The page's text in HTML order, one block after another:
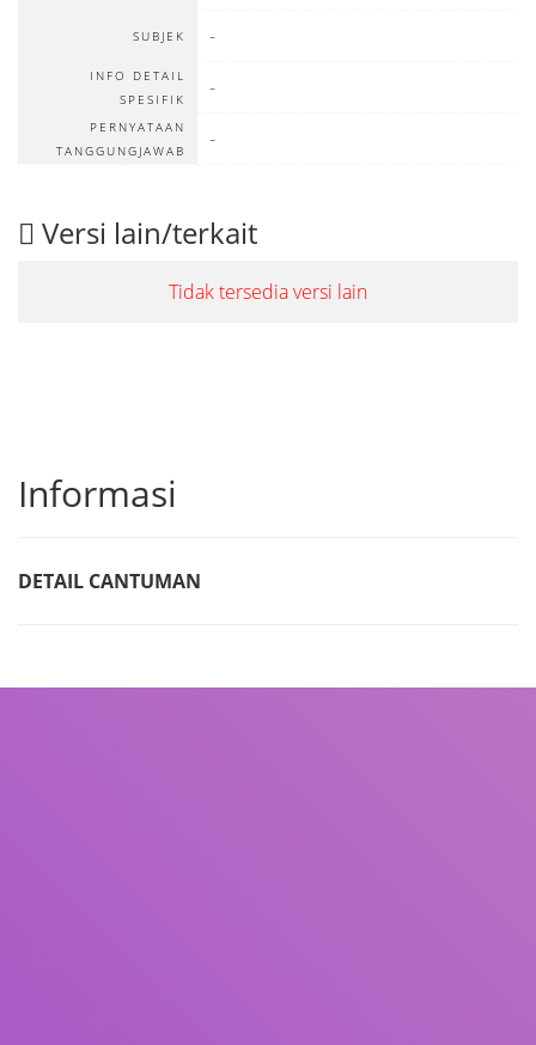
SUBJEK -
INFO DETAIL
SPESIFIK
-
PERNYATAAN
TANGGUNGJAWAB
-
Versi lain/terkait
Tidak tersedia versi lain
Informasi
DETAIL CANTUMAN